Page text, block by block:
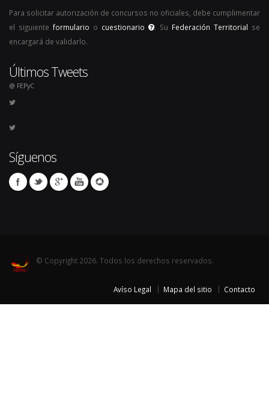
Para solicitar autorización de concursos no oficiales, debe cumplimentar
el siguiente formulario o cuestionario . Su Federación Territorial se
encargará de validarlo.
Últimos Tweets
@ FEPyC
Síguenos
© Copyright 2026. Todos los derechos reservados.
Avíso Legal Mapa del sitio Contacto